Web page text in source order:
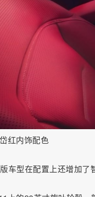
红内饰配色
车型在配置上还增加